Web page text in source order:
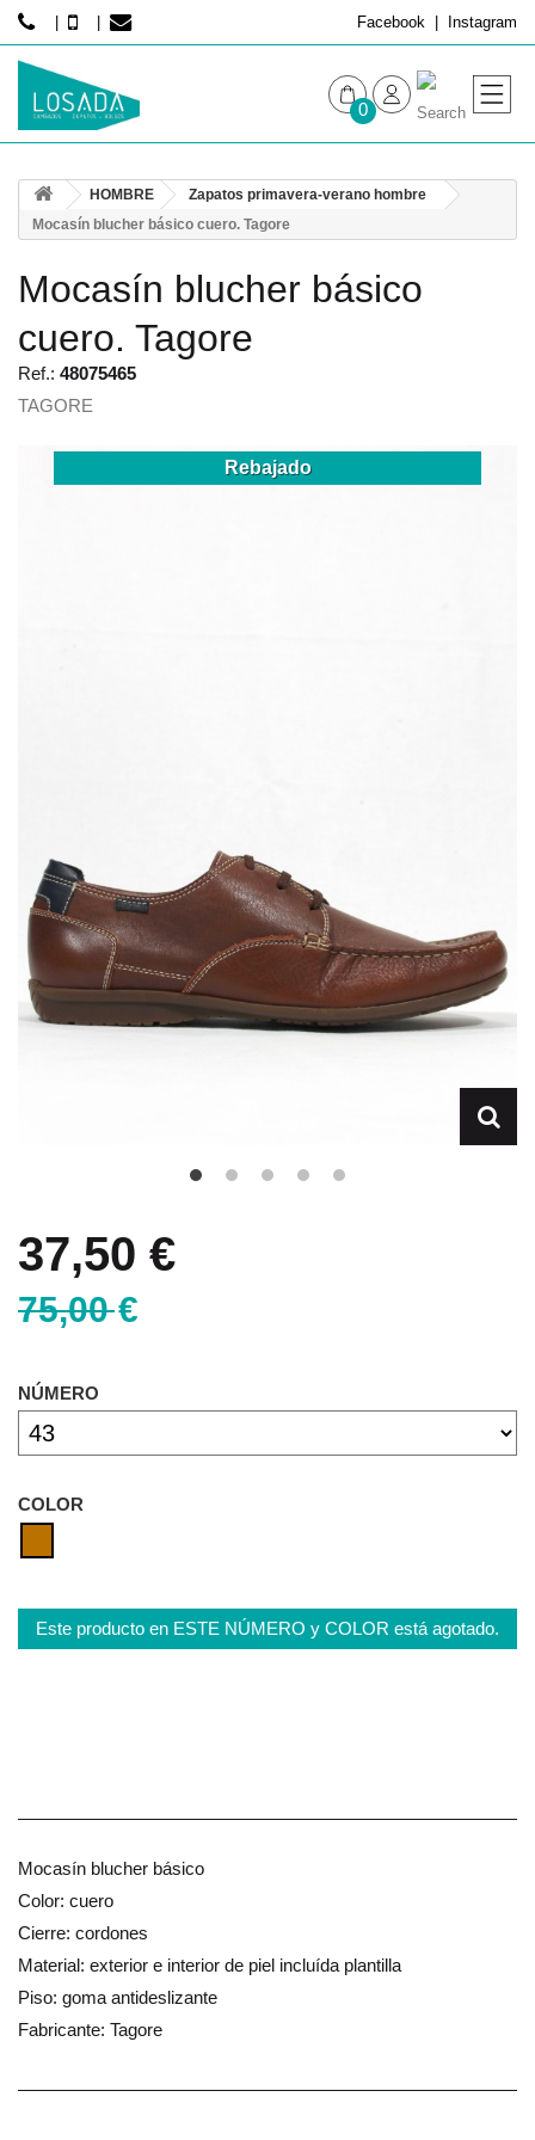
Facebook Instagram
0
HOMBRE
HOMBRE
Zapatos primavera-verano hombre
Mocasín blucher básico cuero. Tagore
Mocasín blucher básico
cuero. Tagore
Ref.: 48075465
TAGORE
Rebajado
37,50 €
75,00 €
NÚMERO
COLOR
Este producto en ESTE NÚMERO y COLOR está agotado.
Mocasín blucher básico
Color: cuero
Cierre: cordones
Material: exterior e interior de piel incluída plantilla
Piso: goma antideslizante
Fabricante: Tagore